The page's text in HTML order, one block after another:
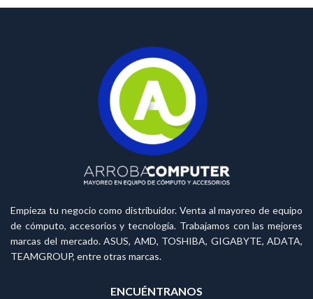
Empieza tu negocio como distribuidor. Venta al mayoreo de equipo
de cómputo, accesorios y tecnología. Trabajamos con las mejores
marcas del mercado. ASUS, AMD, TOSHIBA, GIGABYTE, ADATA,
TEAMGROUP, entre otras marcas.
ENCUÉNTRANOS